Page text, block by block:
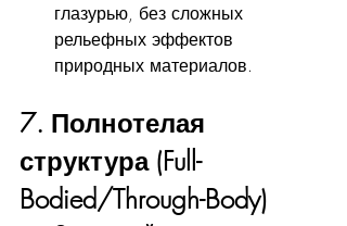
глазурью, без сложных
рельефных эффектов
природных материалов.
7. Полнотелая
структура (Full-
Bodied/Through-Body)